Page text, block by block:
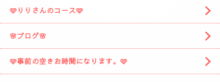
トップページ